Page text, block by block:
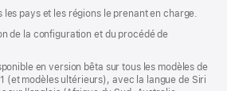
les pays et les régions le prenant en charge.
de la configuration et du procédé de
en version bêta sur tous les modèles de
(et modèles ultérieurs), avec la langue de Siri